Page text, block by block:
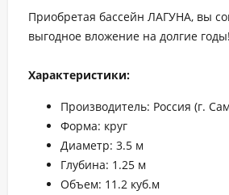
Приобретая бассейн ЛАГУНА, вы
выгодное вложение на долгие годы!
Характеристики:
Производитель: Россия (г.
Форма: круг
Диаметр: 3.5 м
Глубина: 1.25 м
Объем: 11.2 куб.м